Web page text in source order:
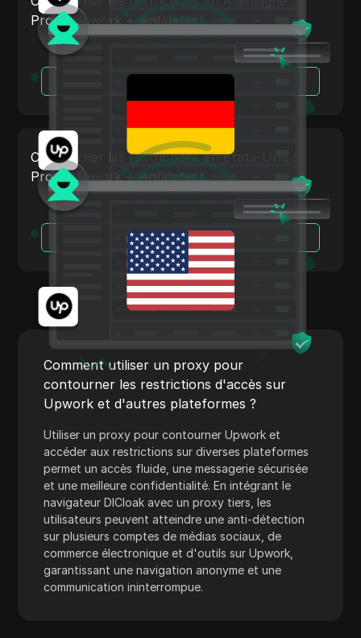
Shopify
Skrill
Snapchat
SoundCloud
Spotify
Carré
Stripe
Cible
TikTok
TransferWise
Tumblr
Twitch
Twitter/X
Upwork
Venmo
Vimeo
VKontakte
Proxy Upwork + Antidetect
Contourner les restrictions en États-Unis :
Proxy Upwork + Antidetect
Lire la suite
Comment utiliser un proxy pour
contourner les restrictions d'accès sur
Upwork et d'autres plateformes ?
Utiliser un proxy pour contourner Upwork et
accéder aux restrictions sur diverses plateformes
permet un accès fluide, une messagerie sécurisée
et une meilleure confidentialité. En intégrant le
navigateur DICloak avec un proxy tiers, les
utilisateurs peuvent atteindre une anti-détection
sur plusieurs comptes de médias sociaux, de
commerce électronique et d'outils sur Upwork,
garantissant une navigation anonyme et une
communication ininterrompue.